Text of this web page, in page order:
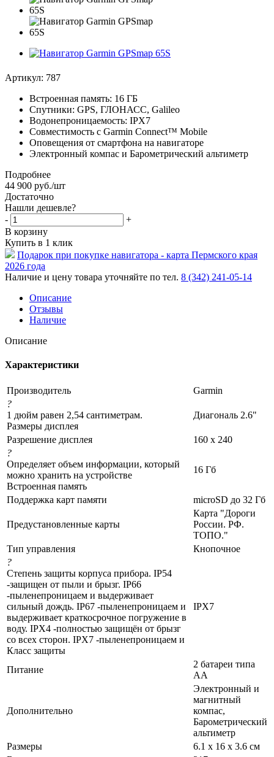
Артикул: 787
Встроенная память: 16 ГБ
Спутники: GPS, ГЛОНАСС, Galileo
Водонепроницаемость: IPX7
Совместимость с Garmin Connect™ Mobile
Оповещения от смартфона на навигаторе
Электронный компас и Барометрический альтиметр
Подробнее
44 900 руб./шт
Достаточно
Нашли дешевле?
-
+
В корзину
Купить в 1 клик
Подарок при покупке навигатора - карта Пермского края
2026 года
Наличие и цену товара уточняйте по тел. 8 (342) 241-05-14
Описание
Отзывы
Наличие
Описание
Характеристики
Производитель
Garmin
?
1 дюйм равен 2,54 сантиметрам.
Размеры дисплея
Диагональ 2.6"
Разрешение дисплея
160 x 240
?
Определяет объем информации, который
можно хранить на устройстве
Встроенная память
16 Гб
Поддержка карт памяти microSD до 32 Гб
Предустановленные карты
Карта "Дороги
России. РФ.
ТОПО."
Тип управления
Кнопочное
?
Степень защиты корпуса прибора. IP54
-защищен от пыли и брызг. IP66
-пыленепроницаем и выдерживает
сильный дождь. IP67 -пыленепроницаем и
выдерживает краткосрочное погружение в
воду. IPX4 -полностью защищён от брызг
со всех сторон. IPX7 -пыленепроницаем и
Класс защиты
IPX7
Питание
2 батареи типа
АА
Дополнительно
Электронный и
магнитный
компас,
Барометрический
альтиметр
Размеры
6.1 x 16 x 3.6 cм